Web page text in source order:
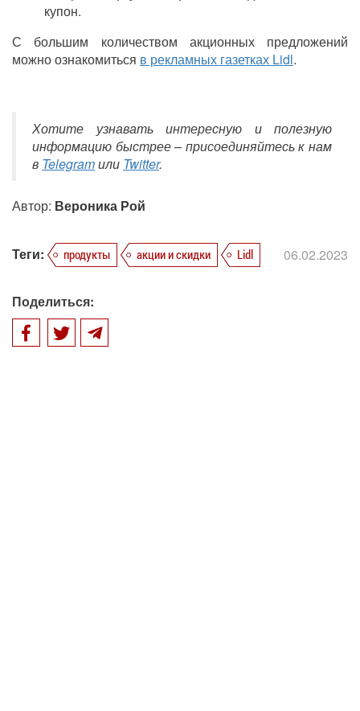
купон.
С большим количеством акционных предложений
можно ознакомиться в рекламных газетках Lidl.
Хотите узнавать интересную и полезную
информацию быстрее – присоединяйтесь к нам
в Telegramили Twitter.
Автор: Вероника Рой
Теги: продукты акции и скидки Lidl 06.02.2023
Поделиться: